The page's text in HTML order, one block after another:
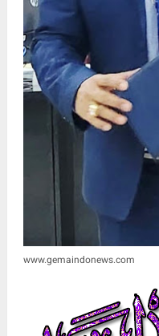
www.gemaindonews.com